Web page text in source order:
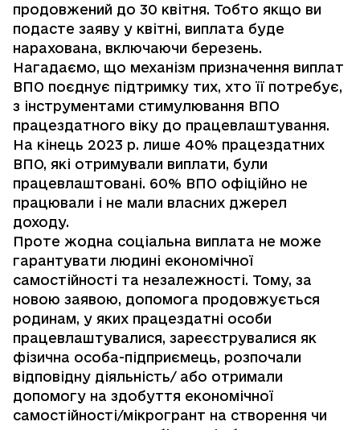
продовжений до 30 квітня. Тобто якщо ви
подасте заяву у квітні, виплата буде
нарахована, включаючи березень.
Нагадаємо, що механізм призначення виплат
ВПО поєднує підтримку тих, хто її потребує,
з інструментами стимулювання ВПО
працездатного віку до працевлаштування.
На кінець 2023 р. лише 40% працездатних
ВПО, які отримували виплати, були
працевлаштовані. 60% ВПО офіційно не
працювали і не мали власних джерел
доходу.
Проте жодна соціальна виплата не може
гарантувати людині економічної
самостійності та незалежності. Тому, за
новою заявою, допомога продовжується
родинам, у яких працездатні особи
працевлаштувалися, зареєструвалися як
фізична особа-підприємець, розпочали
відповідну діяльність/ або отримали
допомогу на здобуття економічної
самостійності/мікрогрант на створення чи